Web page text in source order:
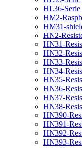
HL36-
HM2-
HM31-
HN2-
HN31-
HN32-
HN33-
HN34-
HN35-
HN36-
HN37-
HN38-
HN390-
HN391-
HN392-
HN393-